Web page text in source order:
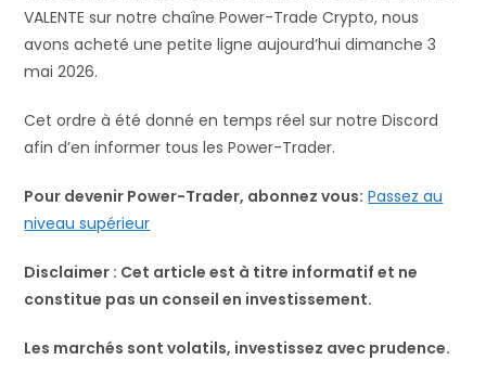
VALENTE sur notre chaîne Power-Trade Crypto, nous
avons acheté une petite ligne aujourd’hui dimanche 3
mai 2026.
Cet ordre à été donné en temps réel sur notre Discord
afin d’en informer tous les Power-Trader.
Pour devenir Power-Trader, abonnez vous: Passez au
niveau supérieur
Disclaimer : Cet article est à titre informatif et ne
constitue pas un conseil en investissement.
Les marchés sont volatils, investissez avec prudence.